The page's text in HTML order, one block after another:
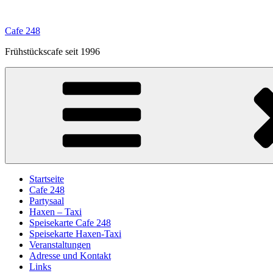
springen
Cafe 248
Frühstückscafe seit 1996
Startseite
Cafe 248
Partysaal
Haxen – Taxi
Speisekarte Cafe 248
Speisekarte Haxen-Taxi
Veranstaltungen
Adresse und Kontakt
Links